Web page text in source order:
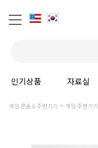
인기상품 자료실
게임 콘솔 & 주변기기 게임 주변기기